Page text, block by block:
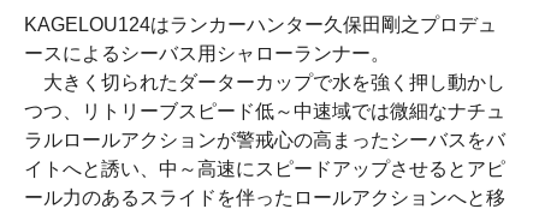
KAGELOU124はランカーハンター久保田剛之プロデュ
ースによるシーバス用シャローランナー。
大きく切られたダーターカップで水を強く押し動かし
つつ、リトリーブスピード低～中速域では微細なナチュ
ラルロールアクションが警戒心の高まったシーバスをバ
イトへと誘い、中～高速にスピードアップさせるとアピ
ール力のあるスライドを伴ったロールアクションへと移